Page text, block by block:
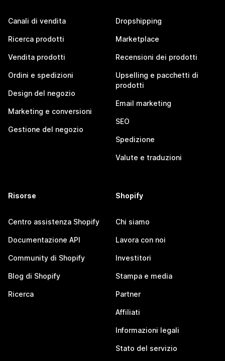
Canali di vendita
Ricerca prodotti
Vendita prodotti
Ordini e spedizioni
Design del negozio
Marketing e conversioni
Gestione del negozio
Dropshipping
Marketplace
Recensioni dei prodotti
Upselling e pacchetti di
prodotti
Email marketing
SEO
Spedizione
Valute e traduzioni
Risorse
Centro assistenza Shopify
Documentazione API
Community di Shopify
Blog di Shopify
Ricerca
Shopify
Chi siamo
Lavora con noi
Investitori
Stampa e media
Partner
Affiliati
Informazioni legali
Stato del servizio